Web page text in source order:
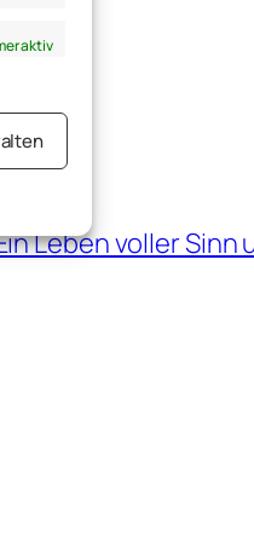
aktiv
Leben voller Sinn